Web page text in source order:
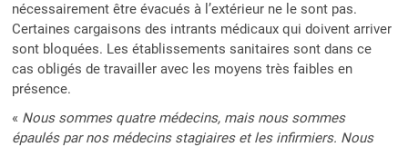
nécessairement être évacués à l’extérieur ne le sont pas.
Certaines cargaisons des intrants médicaux qui doivent arriver
sont bloquées. Les établissements sanitaires sont dans ce
cas obligés de travailler avec les moyens très faibles en
présence.
« Nous sommes quatre médecins, mais nous sommes
épaulés par nos médecins stagiaires et les infirmiers. Nous